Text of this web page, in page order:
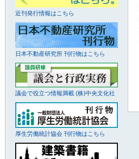
近刊発行情報はこちら
日本不動産研究所 刊行物はこちら
議会で役立つ情報満載 (株)中央文化社
厚生労働統計協会 刊行物はこちら